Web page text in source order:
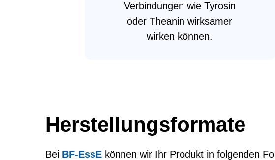
Verbindungen wie Tyrosin
oder Theanin wirksamer
wirken können.
Herstellungsformate
Bei BF-EssE können wir Ihr Produkt in folgenden